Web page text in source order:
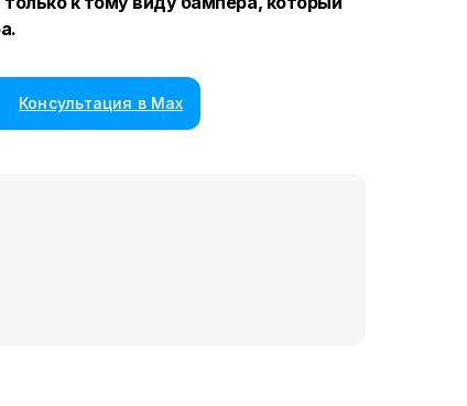
Консультация в Max